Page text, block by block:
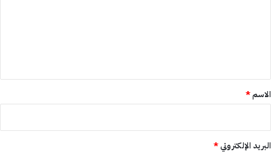
*
الاسم*
البريد الإلكتروني*